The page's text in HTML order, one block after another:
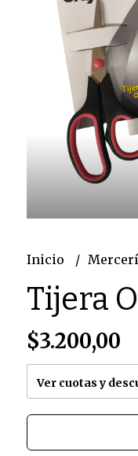
Inicio
Tijera
$3.200,00
Ver cuotas y